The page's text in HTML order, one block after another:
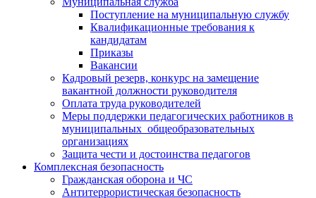
Поступление на муниципальную службу
Квалификационные требования к
кандидатам
Приказы
Вакансии
Кадровый резерв, конкурс на замещение
вакантной должности руководителя
Оплата труда руководителей
Меры поддержки педагогических работников в
муниципальных общеобразовательных
организациях
Защита чести и достоинства педагогов
Комплексная безопасность
Гражданская оборона и ЧС
Антитеррористическая безопасность